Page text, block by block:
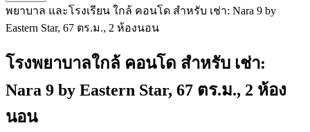
พยาบาล และโรงเรียน ใกล้ คอนโด สำหรับ เช่า: Nara 9 by
Eastern Star, 67 ตร.ม., 2 ห้องนอน
โรงพยาบาลใกล้ คอนโด สำหรับ เช่า:
Nara 9 by Eastern Star, 67 ตร.ม., 2 ห้อง
นอน